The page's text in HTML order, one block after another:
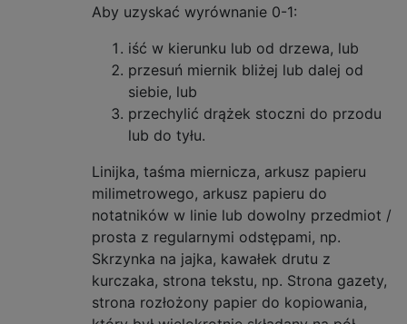
Aby uzyskać wyrównanie 0-1:
iść w kierunku lub od drzewa, lub
przesuń miernik bliżej lub dalej od
siebie, lub
przechylić drążek stoczni do przodu
lub do tyłu.
Linijka, taśma miernicza, arkusz papieru
milimetrowego, arkusz papieru do
notatników w linie lub dowolny przedmiot /
prosta z regularnymi odstępami, np.
Skrzynka na jajka, kawałek drutu z
kurczaka, strona tekstu, np. Strona gazety,
strona rozłożony papier do kopiowania,